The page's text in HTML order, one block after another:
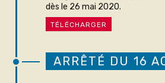
dès le 26 mai 2020.
TÉLÉCHARGER
ARRÊTÉ DU 16